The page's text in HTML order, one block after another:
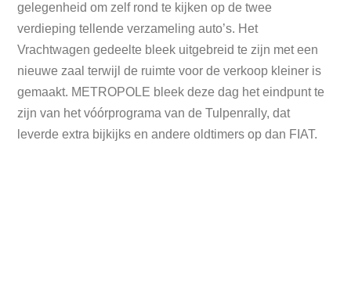
gelegenheid om zelf rond te kijken op de twee
verdieping tellende verzameling auto’s. Het
Vrachtwagen gedeelte bleek uitgebreid te zijn met een
nieuwe zaal terwijl de ruimte voor de verkoop kleiner is
gemaakt. METROPOLE bleek deze dag het eindpunt te
zijn van het vóórprograma van de Tulpenrally, dat
leverde extra bijkijks en andere oldtimers op dan FIAT.